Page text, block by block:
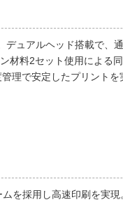
ュアルヘッド搭載で、
材料2セット使用による
理で安定したプリントを
を採用し高速印刷を実